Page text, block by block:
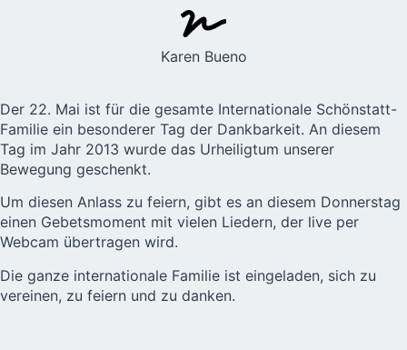
Karen Bueno
Der 22. Mai ist für die gesamte Internationale Schönstatt-
Familie ein besonderer Tag der Dankbarkeit. An diesem
Tag im Jahr 2013 wurde das Urheiligtum unserer
Bewegung geschenkt.
Um diesen Anlass zu feiern, gibt es an diesem Donnerstag
einen Gebetsmoment mit vielen Liedern, der live per
Webcam übertragen wird.
Die ganze internationale Familie ist eingeladen, sich zu
vereinen, zu feiern und zu danken.